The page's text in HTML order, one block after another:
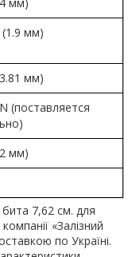
мм)
мм)
(поставляется
мм)
7,62 см. для
«Залізний
по Україні.